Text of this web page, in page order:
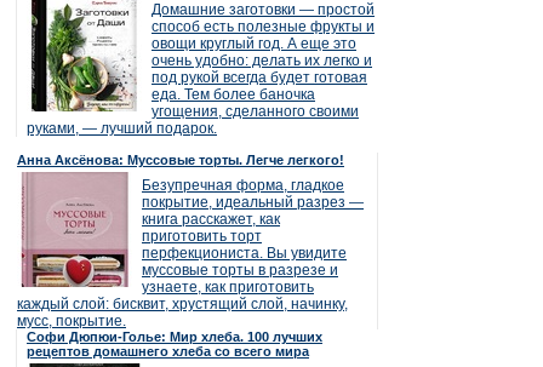
Домашние заготовки — простой
способ есть полезные фрукты и
овощи круглый год. А еще это
очень удобно: делать их легко и
под рукой всегда будет готовая
еда. Тем более баночка
угощения, сделанного своими
руками, — лучший подарок.
Анна Аксёнова: Муссовые торты. Легче легкого!
Безупречная форма, гладкое
покрытие, идеальный разрез —
книга расскажет, как
приготовить торт
перфекциониста. Вы увидите
муссовые торты в разрезе и
узнаете, как приготовить
каждый слой: бисквит, хрустящий слой, начинку,
мусс, покрытие.
Софи Дюпюи-Голье: Мир хлеба. 100 лучших
рецептов домашнего хлеба со всего мира